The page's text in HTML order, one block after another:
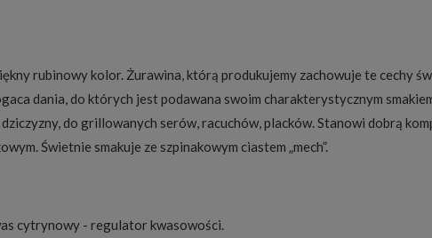
rubinowy kolor. Żurawina, którą produkujemy zachowuje te cechy
dania, do których jest podawana swoim charakterystycznym
do grillowanych serów, racuchów, placków. Stanowi dobrą
Świetnie smakuje ze szpinakowym ciastem „mech”.
cytrynowy - regulator kwasowości.